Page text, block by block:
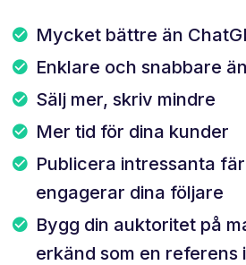
Mycket bättre än
Enklare och snabbare
Sälj mer, skriv mindre
Mer tid för dina kunder
Publicera intressanta
engagerar dina följare
Bygg din auktoritet på
erkänd som en referens